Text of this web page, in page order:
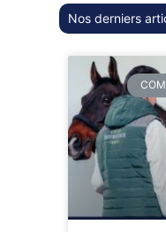
Nos derniers